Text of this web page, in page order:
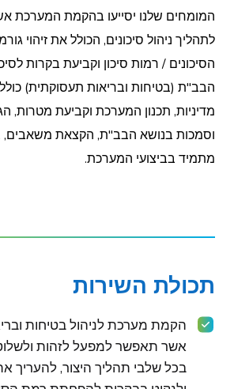
המומחים שלנו יסייעו בהקמת המערכת
לתהליך ניהול סיכונים, הכולל את זיהוי
הסיכונים / רמות סיכון וקביעת בקרות
הבב"ת (בטיחות ובריאות תעסוקתית)
מדיניות, תכנון המערכת וקביעת מטרות,
וסמכות בנושא הבב"ת, הקצאת משאבים,
מתמיד בביצועי המערכת.
תכולת השירות
הקמת מערכת לניהול בטיחות
אשר תאפשר למפעל לזהות ולשלוט
בכל שלבי תהליך היצור, להעריך